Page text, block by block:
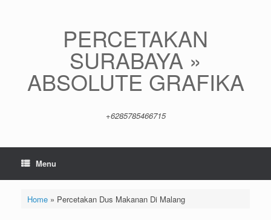
PERCETAKAN
SURABAYA »
ABSOLUTE GRAFIKA
+6285785466715
Menu
Home» Percetakan Dus Makanan Di Malang